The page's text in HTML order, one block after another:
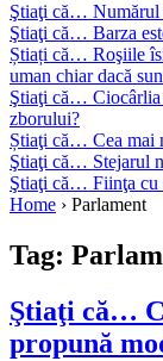
Ştiaţi că… Numărul
Ştiaţi că… Barza
Știați că… Roşiile
uman chiar dacă
Ştiaţi că… Ciocârlia
zborului?
Știaţi că… Cea mai
Ştiaţi că… Stejarul
Ştiaţi că… Fiinţa cu
Home › Parlament
Tag:
Ştiaţi că…
propună